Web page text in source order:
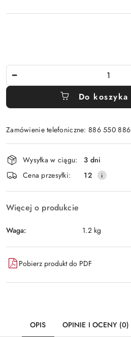
Do koszyka
Zamówienie telefoniczne: 886 550 886
Wyślij
Dostępność
i
dostawa
Wysyłka w ciągu:
3 dni
Cena przesyłki:
12
Więcej o produkcie
Waga: 1.2 kg
Pobierz produkt do PDF
OPIS OPINIE I OCENY (0)